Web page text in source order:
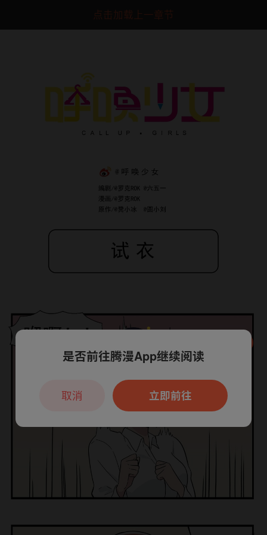
点击加载上一章节
本章节仅支持App阅读，可打开App新用
户7天免费看
是否前往腾漫App继续阅读
立即前往
取消